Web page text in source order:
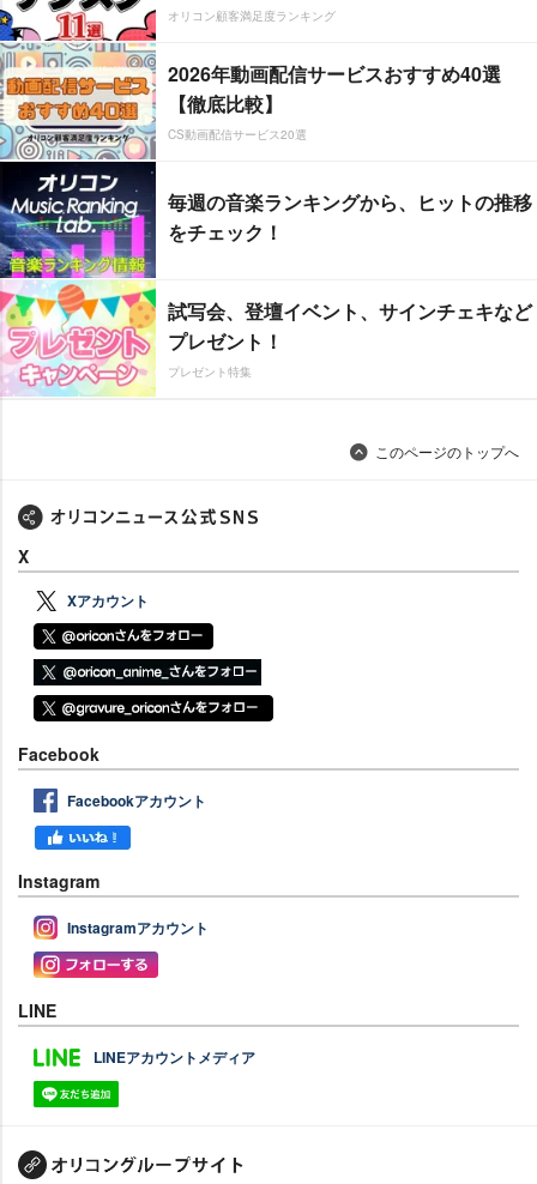
オリコン顧客満足度ランキング
2026年動画配信サービスおすすめ40選
【徹底比較】
CS動画配信サービス20選
毎週の音楽ランキングから、ヒットの推移
をチェック！
試写会、登壇イベント、サインチェキなど
プレゼント！
プレゼント特集
このページのトップへ
X
Xアカウント
Facebook
Facebookアカウント
Instagram
Instagramアカウント
LINE
LINEアカウントメディア